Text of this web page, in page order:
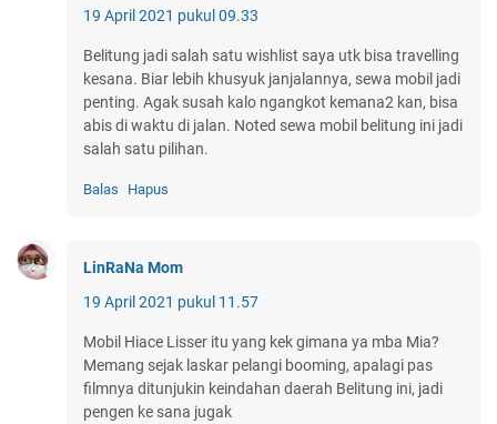
19 April 2021 pukul 09.33
Belitung jadi salah satu wishlist saya utk bisa travelling
kesana. Biar lebih khusyuk janjalannya, sewa mobil jadi
penting. Agak susah kalo ngangkot kemana2 kan, bisa
abis di waktu di jalan. Noted sewa mobil belitung ini jadi
salah satu pilihan.
Balas Hapus
LinRaNa Mom
19 April 2021 pukul 11.57
Mobil Hiace Lisser itu yang kek gimana ya mba Mia?
Memang sejak laskar pelangi booming, apalagi pas
filmnya ditunjukin keindahan daerah Belitung ini, jadi
pengen ke sana jugak